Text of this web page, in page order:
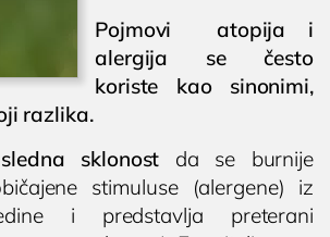
Pojmovi atopija i
alergija se često
koriste kao sinonimi,
razlika.
sklonost da se burnije
stimuluse (alergene) iz
i predstavlja preterani